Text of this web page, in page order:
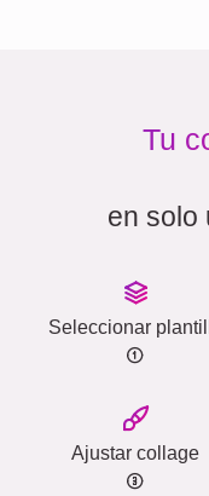
Tu
en solo
Seleccionar
Ajustar collage